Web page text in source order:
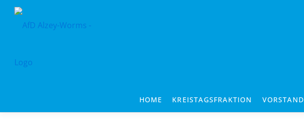
Zum
HOME KREISTAGSFRAKTION VORSTAND